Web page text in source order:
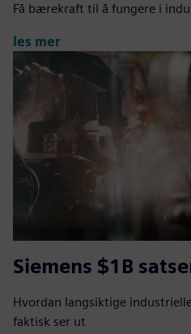
Få bærekraft til å fungere i
les mer
Siemens $1B
Hvordan langsiktige
faktisk ser ut